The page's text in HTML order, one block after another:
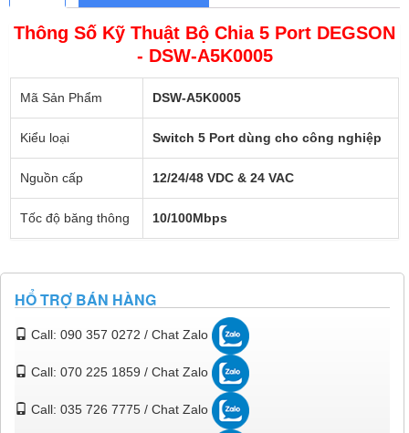
Thông Số Kỹ Thuật Bộ Chia 5 Port DEGSON
- DSW-A5K0005
Mã Sản Phẩm DSW-A5K0005
Kiểu loại Switch 5 Port dùng cho công nghiệp
Nguồn cấp 12/24/48 VDC & 24 VAC
Tốc độ băng thông 10/100Mbps
HỔ TRỢ BÁN HÀNG
Call: 090 357 0272 / Chat Zalo
Call: 070 225 1859 / Chat Zalo
Call: 035 726 7775 / Chat Zalo